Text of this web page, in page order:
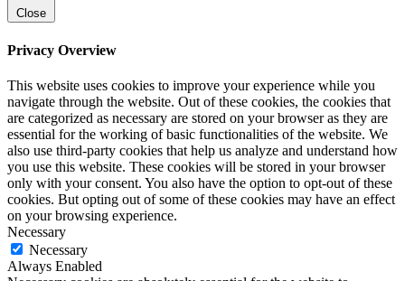
Close
Privacy Overview
This website uses cookies to improve your experience while you
navigate through the website. Out of these cookies, the cookies that
are categorized as necessary are stored on your browser as they are
essential for the working of basic functionalities of the website. We
also use third-party cookies that help us analyze and understand how
you use this website. These cookies will be stored in your browser
only with your consent. You also have the option to opt-out of these
cookies. But opting out of some of these cookies may have an effect
on your browsing experience.
Necessary
Necessary
Always Enabled